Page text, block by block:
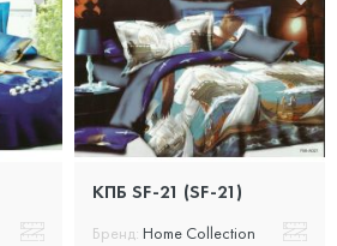
КПБ SF-21 (SF-21)
Бренд: Home Collection